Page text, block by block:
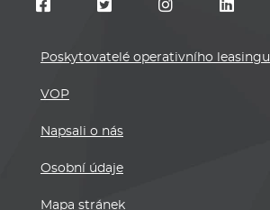
Poskytovatelé operativního leasingu
VOP
Napsali o nás
Osobní údaje
Mapa stránek